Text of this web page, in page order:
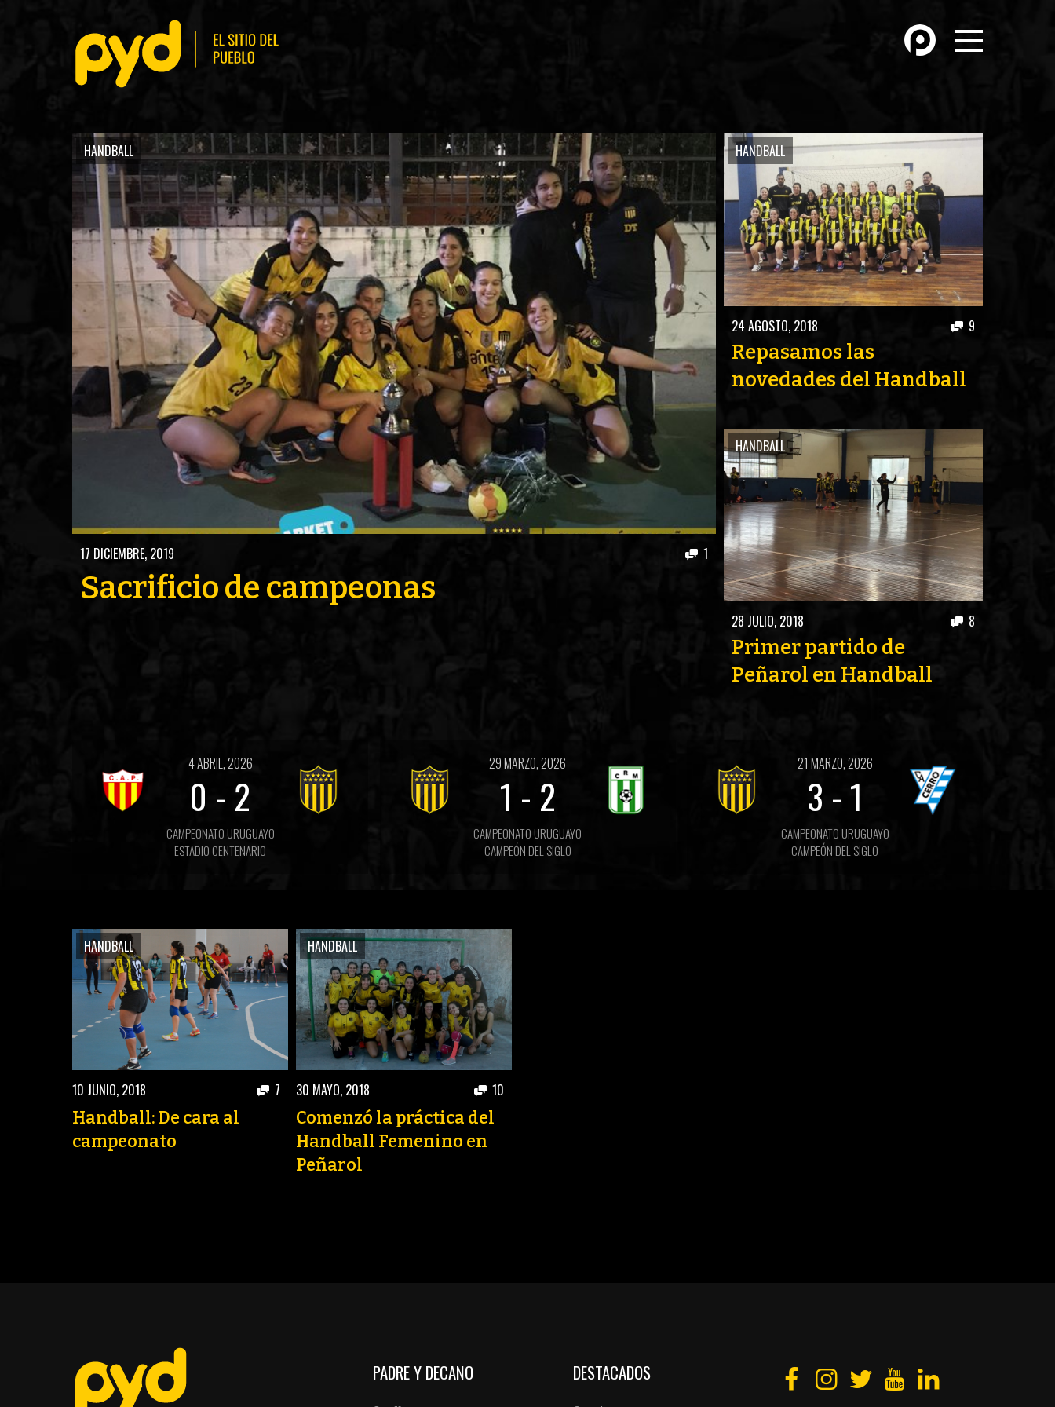
BASKETBALL FÚTBOL FEMENINO
FUTSAL FEMENINO
3ERA DIVISIÓN
FORMATIVAS
PARTIDOS
CONTENIDOS
COLUMNAS
ELECCIONES
ENTREVISTAS
TRIBUNA
PYD RADIO
PEÑAS
ENCUESTAS
EDITORIALES
ATLETISMO
HANDBALL
FÚTBOL PLAYA
MÁS DE PYD
HISTORIA
FORO
HANDBALL
17 DICIEMBRE, 2019 1
Sacrificio de campeonas
HANDBALL
24 AGOSTO, 2018 9
Repasamos las
novedades del Handball
HANDBALL
28 JULIO, 2018 8
Primer partido de
Peñarol en Handball
4 ABRIL, 2026
0 - 2
CAMPEONATO URUGUAYO
ESTADIO CENTENARIO
29 MARZO, 2026
1 - 2
CAMPEONATO URUGUAYO
CAMPEÓN DEL SIGLO
21 MARZO, 2026
3 - 1
CAMPEONATO URUGUAYO
CAMPEÓN DEL SIGLO
HANDBALL
10 JUNIO, 2018 7
Handball: De cara al
campeonato
HANDBALL
30 MAYO, 2018 10
Comenzó la práctica del
Handball Femenino en
Peñarol
PADRE Y DECANO DESTACADOS